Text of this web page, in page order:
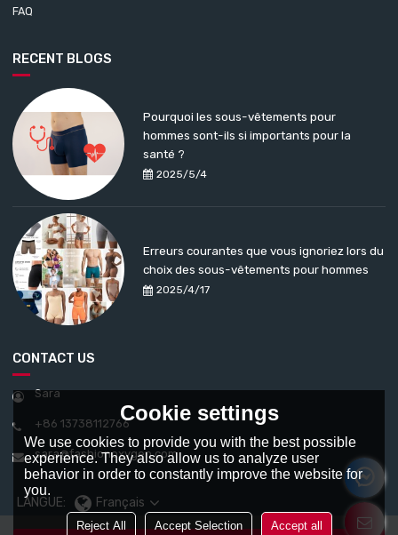
FAQ
RECENT BLOGS
2025/5/4
Pourquoi les sous-vêtements pour
hommes sont-ils si importants pour la
santé ?
2025/4/17
Erreurs courantes que vous ignoriez lors du
choix des sous-vêtements pour hommes
CONTACT US
Sara
+86 13738112766
sara@fashionoxygen.com
LANGUE: Français
Cookie settings
We use cookies to provide you with the best possible
experience. They also allow us to analyze user
behavior in order to constantly improve the website for
you.
Reject All Accept Selection Accept all